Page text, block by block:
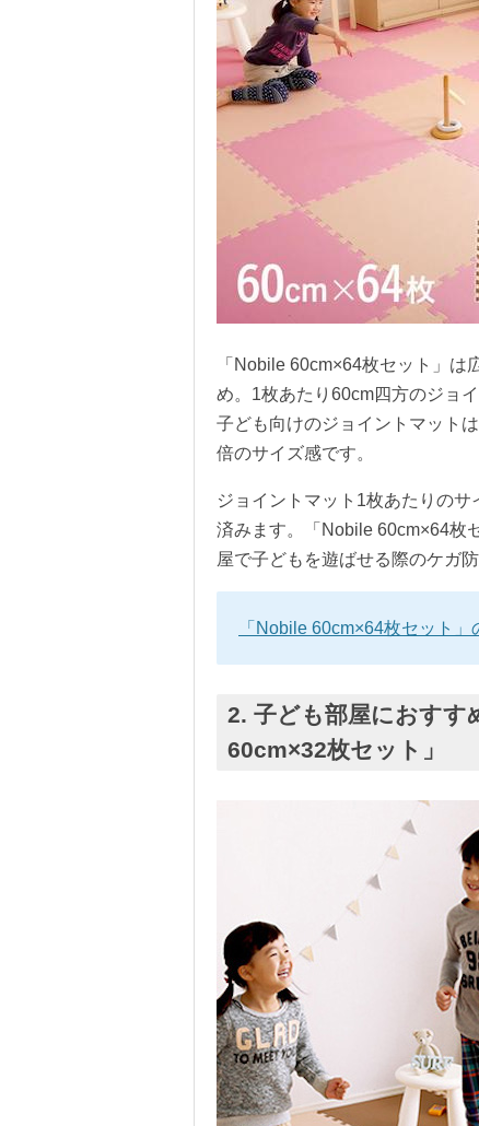
「Nobile 60cm×64枚セット」
め。1枚あたり60cm四方のジョ
子ども向けのジョイントマット
倍のサイズ感です。
ジョイントマット1枚あたりの
済みます。「Nobile 60cm×64枚
屋で子どもを遊ばせる際のケガ
「Nobile 60cm×64枚セット
2. 子ども部屋におす
60cm×32枚セット」